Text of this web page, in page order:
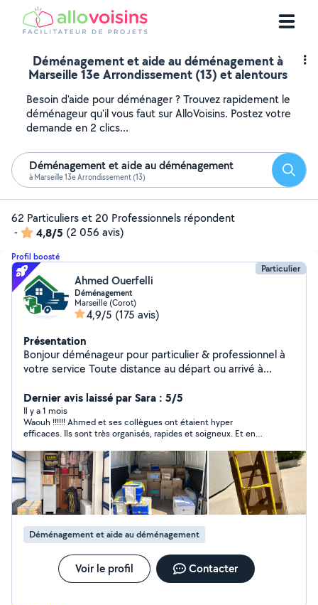
Déménagement et aide au déménagement à
Marseille 13e Arrondissement (13) et alentours
Besoin d'aide pour déménager ? Trouvez rapidement le
déménageur qu'il vous faut sur AlloVoisins. Postez votre
demande en 2 clics...
Déménagement et aide au déménagement
à Marseille 13e Arrondissement (13)
62 Particuliers et 20 Professionnels répondent
-
4,8/5 (2 056 avis)
Profil boosté
Particulier
Ahmed Ouerfelli
Déménagement
Marseille (Corot)
4,9/5 (175 avis)
Présentation
Bonjour déménageur pour particulier & professionnel à
votre service Toute distance au départ ou arrivé à
l'ensemble de mes prestations Outillé pour tout vos
démontages et remontages Couvertures, housses pour
matelas, planche à roulettes, diable.. Prix attractif !
N'hésitez pas à me contacter ou à m'envoyer votre
numéro pour plus d'informations. Mon numéro s'affiche
en haut à droite de la conversation
Dernier avis laissé par Sara : 5/5
Il y a 1 mois
Waouh !!!!!! Ahmed et ses collègues ont étaient hyper
efficaces. Ils sont très organisés, rapides et soigneux. Et en
compliquées (cinq étages sans ascenseur) et une arrivée dans
un village, ils ont fait le chargement en un temps record et
tout est arrivé parfaitement à bon port. Je recommande
Ahmed à 100% !
Déménagement et aide au déménagement
Voir le profil Contacter